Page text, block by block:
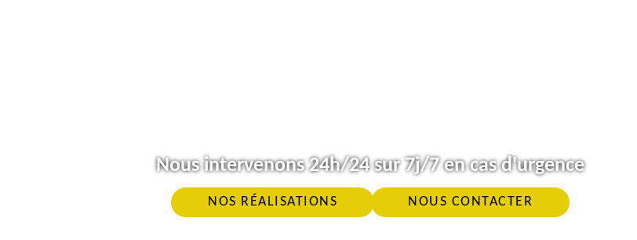
Nous intervenons 24h/24 sur 7j/7 en cas d'urgence
NOS RÉALISATIONS NOUS CONTACTER